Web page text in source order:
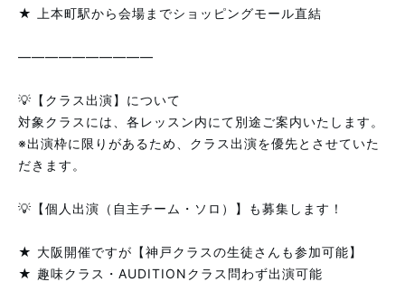
★ 上本町駅から会場までショッピングモール直結
――――――――――
💡【クラス出演】について
対象クラスには、各レッスン内にて別途ご案内いたします。
※出演枠に限りがあるため、クラス出演を優先とさせていた
だきます。
💡【個人出演（自主チーム・ソロ）】も募集します！
★ 大阪開催ですが【神戸クラスの生徒さんも参加可能】
★ 趣味クラス・AUDITIONクラス問わず出演可能